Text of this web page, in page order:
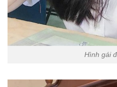
Hình gái